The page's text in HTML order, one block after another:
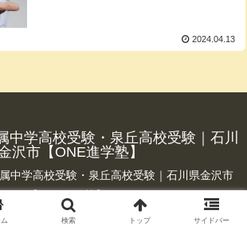
2024.04.13
中学高校受験・泉丘高校受験｜石川
沢市【ONE進学塾】
中学高校受験・泉丘高校受験｜石川県金沢市
【ONE進学塾】.
検索 トップ サイドバー